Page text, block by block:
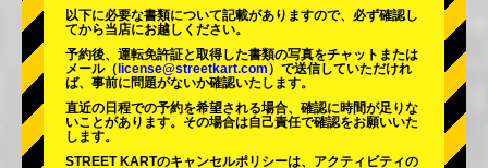
以下に必要な書類について記載がありますので、必ず確認し
てから当店にお越しください。
予約後、運転免許証と取得した書類の写真をチャットまたは
メール（ license@streetkart.com ）で送信していただけれ
ば、事前に問題がないか確認いたします。
直近の日程での予約を希望される場合、確認に時間が足りな
いことがあります。その場合は自己責任で確認をお願いいた
します。
STREET KARTのキャンセルポリシーは、アクティビティの